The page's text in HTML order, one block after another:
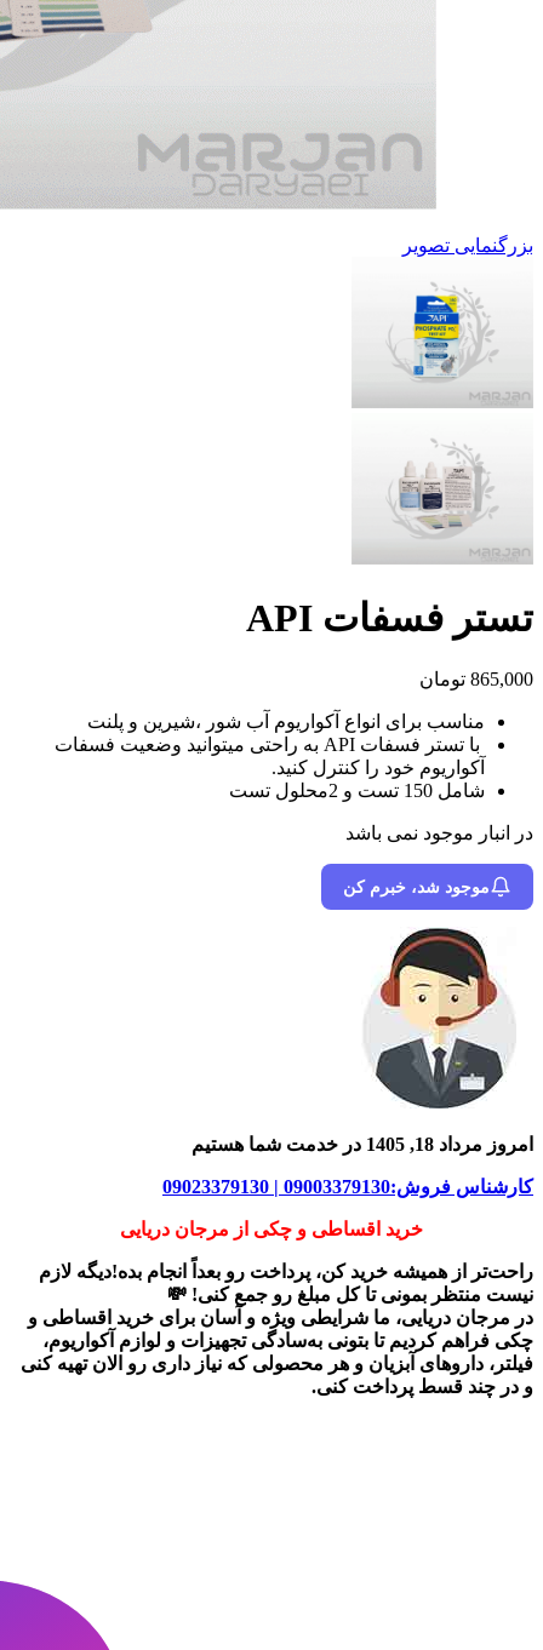
بزرگنمایی تصویر
تستر فسفات API
865,000 تومان
مناسب برای انواع آکواریوم آب شور ،شیرین و پلنت
با تستر فسفات API به راحتی میتوانید وضعیت فسفات
آکواریوم خود را کنترل کنید.
شامل 150 تست و 2محلول تست
در انبار موجود نمی باشد
موجود شد، خبرم کن
امروز مرداد 18, 1405 در خدمت شما هستیم
کارشناس فروش:09003379130 | 09023379130
خرید اقساطی و چکی از مرجان دریایی
راحت‌تر از همیشه خرید کن، پرداخت رو بعداً انجام بده!دیگه لازم
نیست منتظر بمونی تا کل مبلغ رو جمع کنی! 💸
در مرجان دریایی، ما شرایطی ویژه و آسان برای خرید اقساطی و
چکی فراهم کردیم تا بتونی به‌سادگی تجهیزات و لوازم آکواریوم،
فیلتر، داروهای آبزیان و هر محصولی که نیاز داری رو الان تهیه کنی
و در چند قسط پرداخت کنی.